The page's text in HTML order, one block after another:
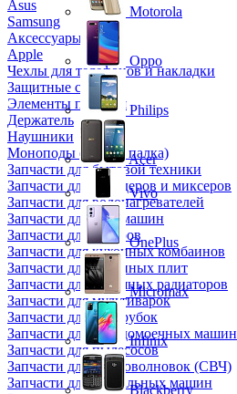
Asus
Samsung
Аксессуары
Apple
Чехлы для телефонов и накладки
Защитные стекла
Элементы питания
Держатель
Наушники
Моноподы (Селфи палка)
Запчасти для бытовой техники
Запчасти для блендеров и миксеров
Запчасти для водонагревателей
Запчасти для кофемашин
Запчасти для кулеров
Запчасти для кухонных комбаинов
Запчасти для кухонных плит
Запчасти для масляных радиаторов
Запчасти для мультиварок
Запчасти для мясорубок
Запчасти для посудомоечных машин
Запчасти для пылесосов
Запчасти для микроволновок (СВЧ)
Запчасти для стиральных машин
Motorola
Oppo
Philips
Acer
Vivo
OnePlus
Micromax
Infinix
Blackberry